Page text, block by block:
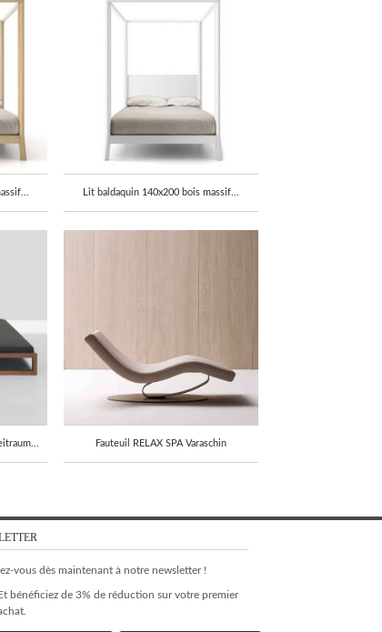
Lit baldaquin 140x200 bois massif...
Fauteuil RELAX SPA Varaschin
vous dès maintenant à notre newsletter !
bénéficiez de 3% de réduction sur votre premier